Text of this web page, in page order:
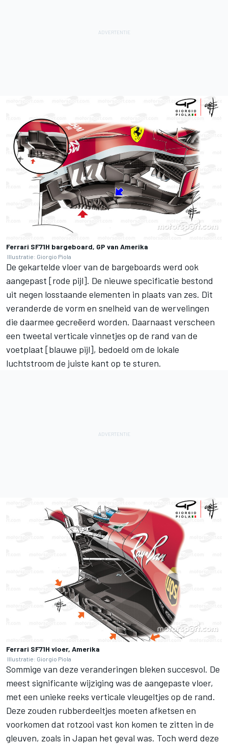
Ferrari SF71H bargeboard, GP van Amerika
Illustratie: Giorgio Piola
De gekartelde vloer van de bargeboards werd ook
aangepast [rode pijl]. De nieuwe specificatie bestond
uit negen losstaande elementen in plaats van zes. Dit
veranderde de vorm en snelheid van de wervelingen
die daarmee gecreëerd worden. Daarnaast verscheen
een tweetal verticale vinnetjes op de rand van de
voetplaat [blauwe pijl], bedoeld om de lokale
luchtstroom de juiste kant op te sturen.
Ferrari SF71H vloer, Amerika
Illustratie: Giorgio Piola
Sommige van deze veranderingen bleken succesvol. De
meest significante wijziging was de aangepaste vloer,
met een unieke reeks verticale vleugeltjes op de rand.
Deze zouden rubberdeeltjes moeten afketsen en
voorkomen dat rotzooi vast kon komen te zitten in de
gleuven, zoals in Japan het geval was. Toch werd deze